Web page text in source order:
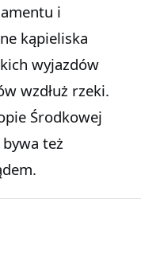
i
kąpieliska
wyjazdów
wzdłuż rzeki.
Środkowej
też